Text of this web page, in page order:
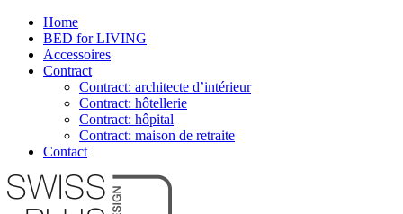
Home
BED for LIVING
Accessoires
Contract
Contract: architecte d’intérieur
Contract: hôtellerie
Contract: hôpital
Contract: maison de retraite
Contact